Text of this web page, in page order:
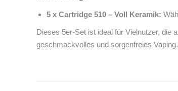
5 x Cartridge 510 – Voll Keramik:
Dieses 5er-Set ist ideal für Vielnutzer, die
geschmackvolles und sorgenfreies Vaping.